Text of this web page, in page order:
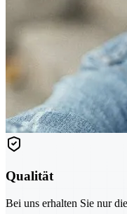
Qualität
Bei uns erhalten Sie nur